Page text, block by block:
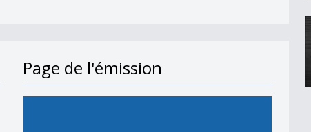
Page de l'émission